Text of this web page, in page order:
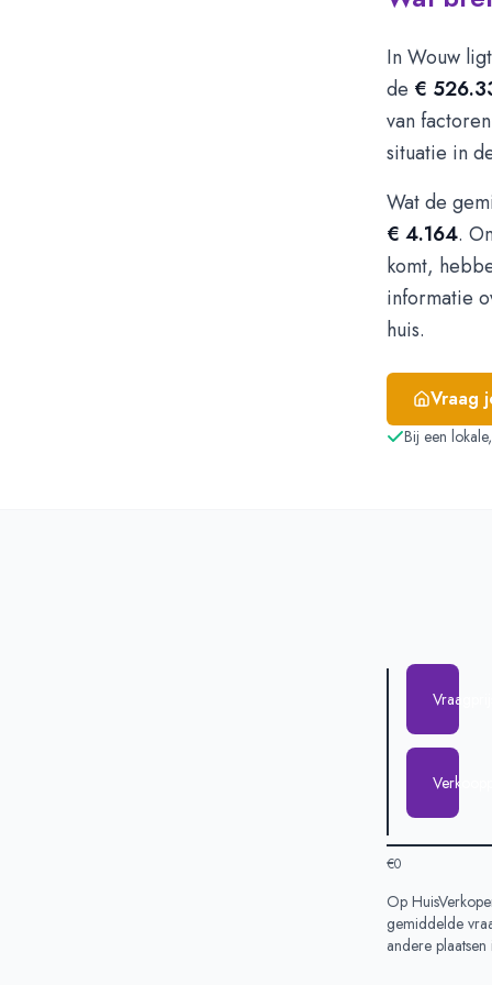
In Wouw
de €
van
situatie in
Wat de
€ 4.164.
komt,
informatie
huis.
Vraag
Bij een
€0
Op
gemiddelde
andere